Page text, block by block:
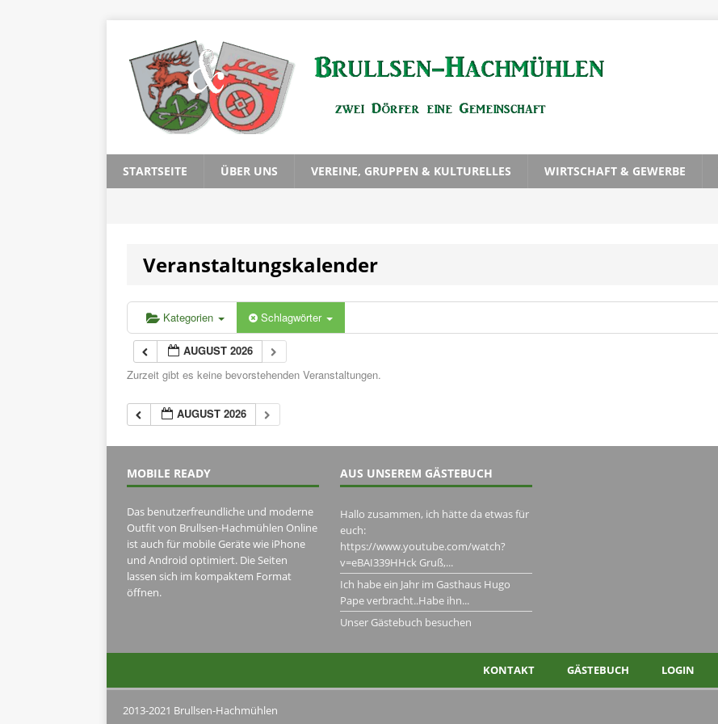
STARTSEITE ÜBER UNS VEREINE, GRUPPEN & KULTURELLES WIRTSCHAFT & GEWERBE
Veranstaltungskalender
Kategorien Schlagwörter
AUGUST 2026
Zurzeit gibt es keine bevorstehenden Veranstaltungen.
AUGUST 2026
MOBILE READY
Das benutzerfreundliche und moderne
Outfit von Brullsen-Hachmühlen Online
ist auch für mobile Geräte wie iPhone
und Android optimiert. Die Seiten
lassen sich im kompaktem Format
öffnen.
AUS UNSEREM GÄSTEBUCH
Hallo zusammen, ich hätte da etwas für
euch:
https://www.youtube.com/watch?
v=eBAI339HHck Gruß,...
Ich habe ein Jahr im Gasthaus Hugo
Pape verbracht..Habe ihn...
Unser Gästebuch besuchen
KONTAKT GÄSTEBUCH LOGIN
2013-2021 Brullsen-Hachmühlen